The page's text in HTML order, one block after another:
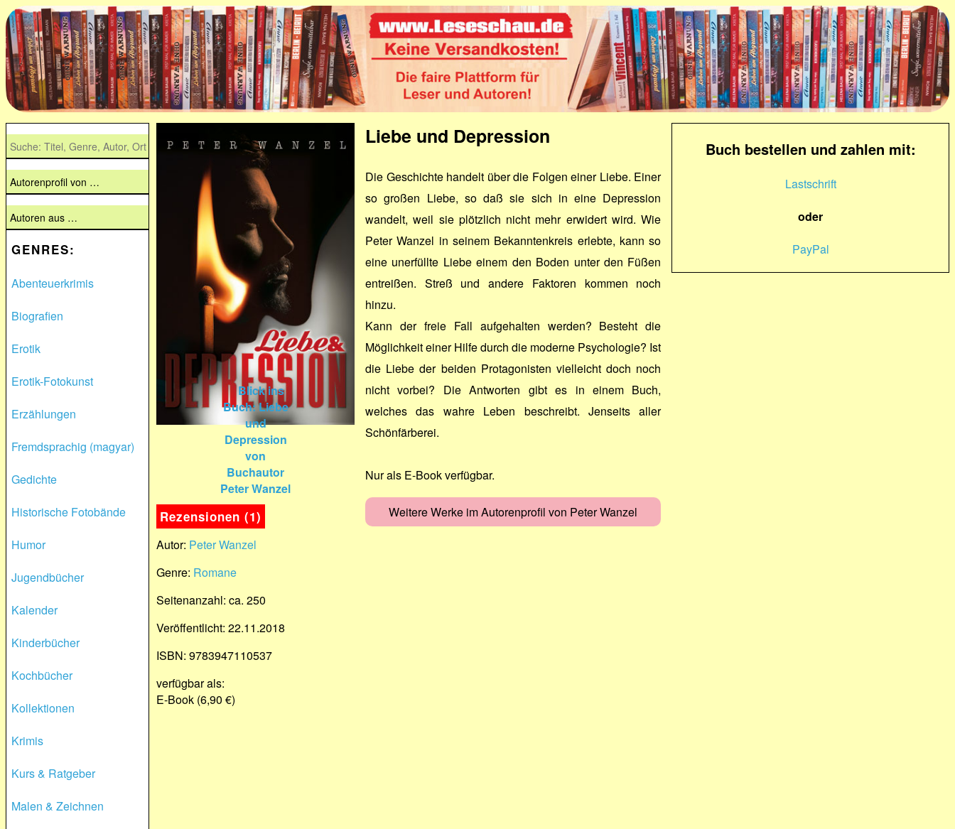
GENRES:
Abenteuerkrimis
Biografien
Erotik
Erotik-Fotokunst
Erzählungen
Fremdsprachig (magyar)
Gedichte
Historische Fotobände
Humor
Jugendbücher
Kalender
Kinderbücher
Kochbücher
Kollektionen
Krimis
Kurs & Ratgeber
Malen & Zeichnen
Rezensionen (1)
Autor: Peter Wanzel
Genre: Romane
Seitenanzahl: ca. 250
Veröffentlicht: 22.11.2018
ISBN: 9783947110537
verfügbar als:
E-Book (6,90 €)
Liebe und Depression
Die Geschichte handelt über die Folgen einer Liebe. Einer
so großen Liebe, so daß sie sich in eine Depression
wandelt, weil sie plötzlich nicht mehr erwidert wird. Wie
Peter Wanzel in seinem Bekanntenkreis erlebte, kann so
eine unerfüllte Liebe einem den Boden unter den Füßen
entreißen. Streß und andere Faktoren kommen noch
hinzu.
Kann der freie Fall aufgehalten werden? Besteht die
Möglichkeit einer Hilfe durch die moderne Psychologie? Ist
die Liebe der beiden Protagonisten vielleicht doch noch
nicht vorbei? Die Antworten gibt es in einem Buch,
welches das wahre Leben beschreibt. Jenseits aller
Schönfärberei.
Nur als E-Book verfügbar.
Weitere Werke im Autorenprofil von Peter Wanzel
Buch bestellen und zahlen mit:
Lastschrift
oder
PayPal